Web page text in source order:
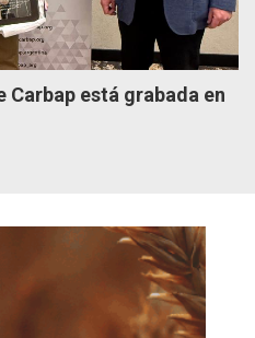
Carbap está grabada en